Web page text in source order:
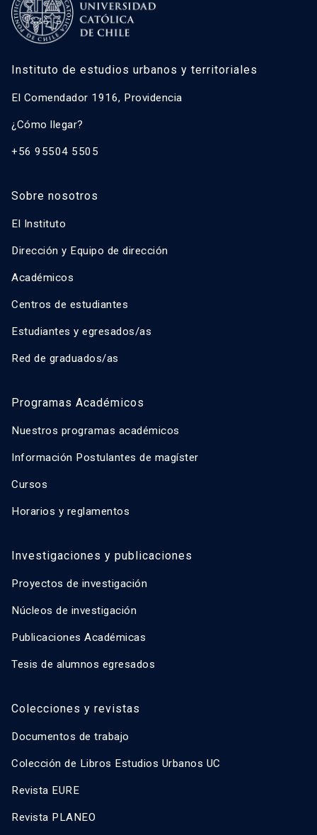
Instituto de estudios urbanos y territoriales
El Comendador 1916, Providencia
¿Cómo llegar?
+56 95504 5505
Sobre nosotros
El Instituto
Dirección y Equipo de dirección
Académicos
Centros de estudiantes
Estudiantes y egresados/as
Red de graduados/as
Programas Académicos
Nuestros programas académicos
Información Postulantes de magíster
Cursos
Horarios y reglamentos
Investigaciones y publicaciones
Proyectos de investigación
Núcleos de investigación
Publicaciones Académicas
Tesis de alumnos egresados
Colecciones y revistas
Documentos de trabajo
Colección de Libros Estudios Urbanos UC
Revista EURE
Revista PLANEO